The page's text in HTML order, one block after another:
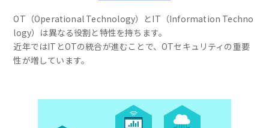
OT（Operational Technology）とIT（Information Techno
logy）は異なる役割と特性を持ちます。
近年ではITとOTの統合が進むことで、OTセキュリティの重要
性が増しています。